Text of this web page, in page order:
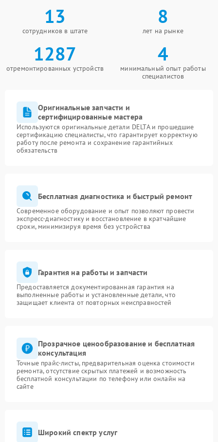
13
сотрудников в штате
8
лет на рынке
1287
отремонтированных устройств
4
минимальный опыт работы
специалистов
Оригинальные запчасти и
сертифицированные мастера
Используются оригинальные детали DELTA и прошедшие
сертификацию специалисты, что гарантирует корректную
работу после ремонта и сохранение гарантийных
обязательств
Бесплатная диагностика и быстрый ремонт
Современное оборудование и опыт позволяют провести
экспресс-диагностику и восстановление в кратчайшие
сроки, минимизируя время без устройства
Гарантия на работы и запчасти
Предоставляется документированная гарантия на
выполненные работы и установленные детали, что
защищает клиента от повторных неисправностей
Прозрачное ценообразование и бесплатная
консультация
Точные прайс-листы, предварительная оценка стоимости
ремонта, отсутствие скрытых платежей и возможность
бесплатной консультации по телефону или онлайн на
сайте
Широкий спектр услуг